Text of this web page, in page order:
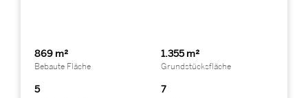
869 m²
Bebaute Fläche
1.355 m²
Grundstücksfläche
5 7